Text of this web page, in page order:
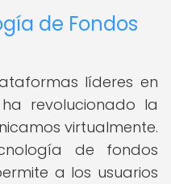
de Fondos
líderes en
revolucionado la
virtualmente.
de fondos
a los usuarios